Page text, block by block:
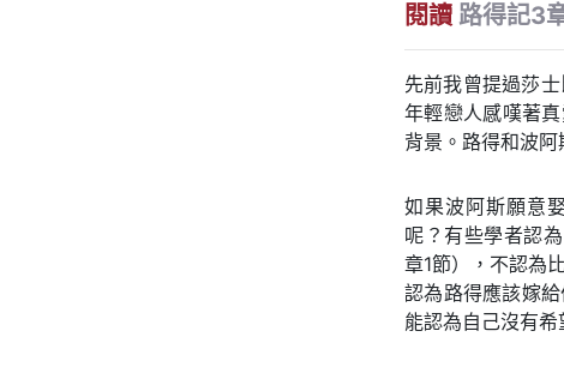
閱讀 路得記3
先前我曾提過莎
年輕戀人感嘆著
背景。路得和波
如果波阿斯願意
呢？有些學者認
章1節），不認為
認為路得應該嫁
能認為自己沒有希